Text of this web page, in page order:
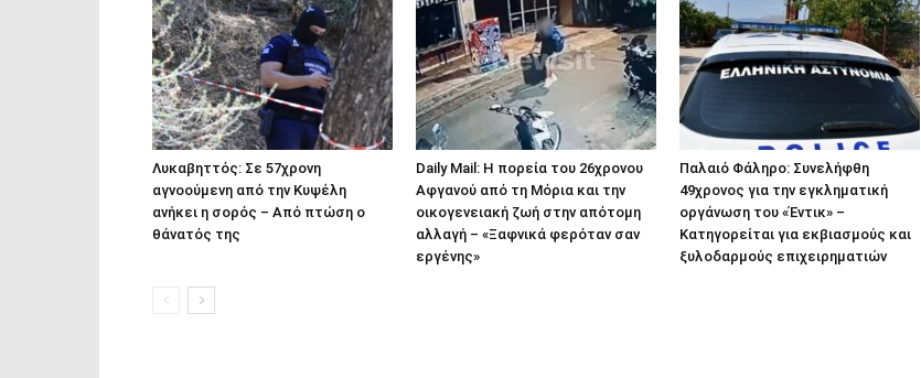
Λυκαβηττός: Σε 57χρονη
αγνοούμενη από την Κυψέλη
ανήκει η σορός – Από πτώση ο
θάνατός της
Daily Mail: Η πορεία του 26χρονου
Αφγανού από τη Μόρια και την
οικογενειακή ζωή στην απότομη
αλλαγή – «Ξαφνικά φερόταν σαν
εργένης»
Παλαιό Φάληρο: Συνελήφθη
49χρονος για την εγκληματική
οργάνωση του «Έντικ» –
Κατηγορείται για εκβιασμούς και
ξυλοδαρμούς επιχειρηματιών